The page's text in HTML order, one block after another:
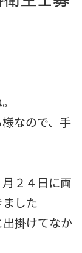
なので、手
２４日に両
した
掛けてなか